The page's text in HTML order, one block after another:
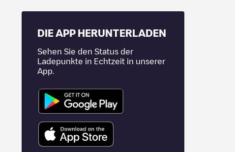
DIE APP HERUNTERLADEN
Sehen Sie den Status der
Ladepunkte in Echtzeit in unserer
App.